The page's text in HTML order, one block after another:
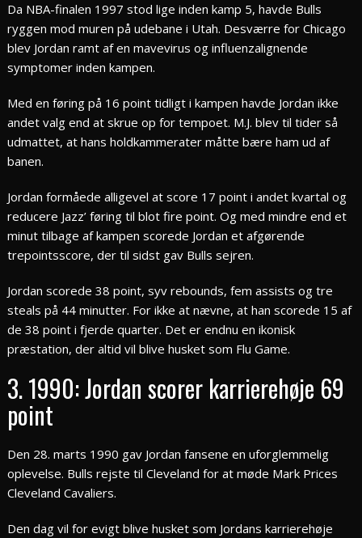
Da NBA-finalen 1997 stod lige inden kamp 5, havde Bulls
ryggen mod muren på udebane i Utah. Desværre for Chicago
blev Jordan ramt af en mavevirus og influenzalignende
symptomer inden kampen.
Med en føring på 16 point tidligt i kampen havde Jordan ikke
andet valg end at skrue op for tempoet. M.J. blev til tider så
udmattet, at hans holdkammerater måtte bære ham ud af
banen.
Jordan formåede alligevel at score 17 point i andet kvartal og
reducere Jazz’ føring til blot fire point. Og med mindre end et
minut tilbage af kampen scorede Jordan et afgørende
trepointsscore, der til sidst gav Bulls sejren.
Jordan scorede 38 point, syv rebounds, fem assists og tre
steals på 44 minutter. For ikke at nævne, at han scorede 15 af
de 38 point i fjerde quarter. Det er endnu en ikonisk
præstation, der altid vil blive husket som Flu Game.
3. 1990: Jordan scorer karrierehøje 69
point
Den 28. marts 1990 gav Jordan fansene en uforglemmelig
oplevelse. Bulls rejste til Cleveland for at møde Mark Prices
Cleveland Cavaliers.
Den dag vil for evigt blive husket som Jordans karrierehøje